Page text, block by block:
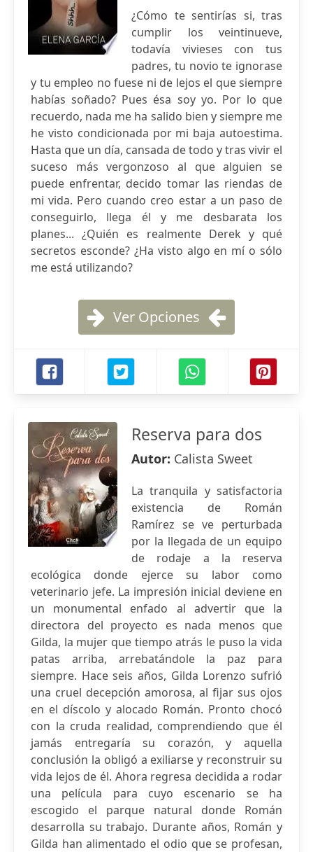
¿Cómo te sentirías si, tras
cumplir los veintinueve,
todavía vivieses con tus
padres, tu novio te ignorase
y tu empleo no fuese ni de lejos el que siempre
habías soñado? Pues ésa soy yo. Por lo que
recuerdo, nada me ha salido bien y siempre me
he visto condicionada por mi baja autoestima.
Hasta que un día, cansada de todo y tras vivir el
suceso más vergonzoso al que alguien se
puede enfrentar, decido tomar las riendas de
mi vida. Pero cuando creo estar a un paso de
conseguirlo, llega él y me desbarata los
planes... ¿Quién es realmente Derek y qué
secretos esconde? ¿Ha visto algo en mí o sólo
me está utilizando?
Ver Opciones
Reserva para dos
Autor: Calista Sweet
La tranquila y satisfactoria
existencia de Román
Ramírez se ve perturbada
por la llegada de un equipo
de rodaje a la reserva
ecológica donde ejerce su labor como
veterinario jefe. La impresión inicial deviene en
un monumental enfado al advertir que la
directora del proyecto es nada menos que
Gilda, la mujer que tiempo atrás le puso la vida
patas arriba, arrebatándole la paz para
siempre. Hace seis años, Gilda Lorenzo sufrió
una cruel decepción amorosa, al fijar sus ojos
en el díscolo y alocado Román. Pronto chocó
con la cruda realidad, comprendiendo que él
jamás entregaría su corazón, y aquella
conclusión la obligó a exiliarse y reconstruir su
vida lejos de él. Ahora regresa decidida a rodar
una película para cuyo escenario se ha
escogido el parque natural donde Román
desarrolla su trabajo. Durante años, Román y
Gilda han alimentado el odio que se profesan,